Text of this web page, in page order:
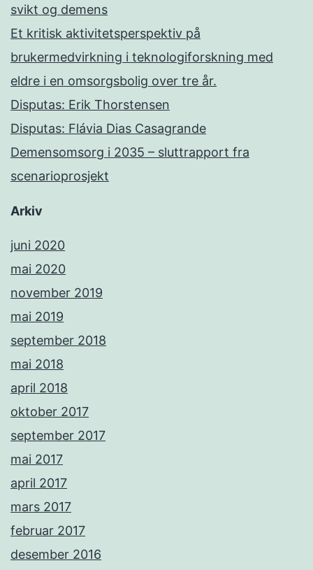
svikt og demens
Et kritisk aktivitetsperspektiv på
brukermedvirkning i teknologiforskning med
eldre i en omsorgsbolig over tre år.
Disputas: Erik Thorstensen
Disputas: Flávia Dias Casagrande
Demensomsorg i 2035 – sluttrapport fra
scenarioprosjekt
Arkiv
juni 2020
mai 2020
november 2019
mai 2019
september 2018
mai 2018
april 2018
oktober 2017
september 2017
mai 2017
april 2017
mars 2017
februar 2017
desember 2016